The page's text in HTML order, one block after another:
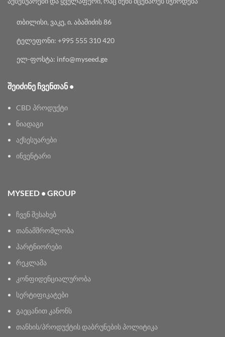
თბილისი, ვაკე, ი. აბაშიძის 86
ტელეფონი: +995 555 310 420
ელ-ფოსტა: info@myseed.ge
ᲨᲔᲘᲫᲘᲜᲔ ᲩᲕᲔᲜᲗᲐᲜ •
CBD პროდუქტი
ნიადაგი
აქსესუარები
ინვენტარი
MYSEED • GROUP
ჩვენ შესახებ
თანამშრომლობა
პარტნიორები
რეკლამა
კონფიდენციალურობა
სერტიფიკატები
გაეცანით კანონს
თანხის/პროდუქტის დაბრუნების პოლიტიკა